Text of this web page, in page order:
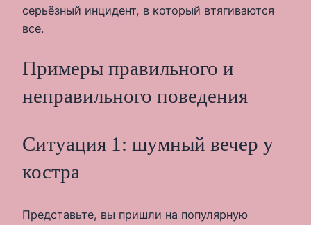
серьёзный инцидент, в который втягиваются
все.
Примеры правильного и
неправильного поведения
Ситуация 1: шумный вечер у
костра
Представьте, вы пришли на популярную